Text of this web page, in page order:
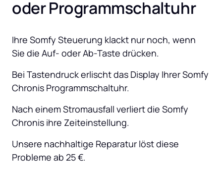
oder Programmschaltuhr
Ihre Somfy Steuerung klackt nur noch, wenn
Sie die Auf- oder Ab-Taste drücken.
Bei Tastendruck erlischt das Display Ihrer Somfy
Chronis Programmschaltuhr.
Nach einem Stromausfall verliert die Somfy
Chronis ihre Zeiteinstellung.
Unsere nachhaltige Reparatur löst diese
Probleme ab 25 €.